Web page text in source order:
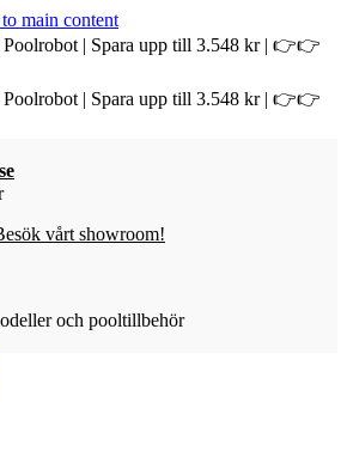
main content
| Spara upp till 3.548 kr | 👉👉
| Spara upp till 3.548 kr | 👉👉
vårt showroom!
och pooltillbehör